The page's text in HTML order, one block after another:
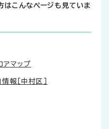
はこんなページも見ていま
アマップ
報［中村区］